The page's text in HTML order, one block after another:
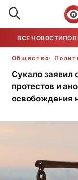
ВСЕ НОВОСТИ
Общество
Сукало заявил
протестов и
освобождения